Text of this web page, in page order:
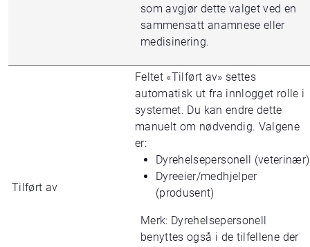
som avgjør dette valget ved en
sammensatt anamnese eller
medisinering.
Tilført av
Feltet «Tilført av» settes
automatisk ut fra innlogget rolle i
systemet. Du kan endre dette
manuelt om nødvendig. Valgene
er:
Dyrehelsepersonell (veterinær)
Dyreeier/medhjelper
(produsent)
Merk: Dyrehelsepersonell
benyttes også i de tilfellene der